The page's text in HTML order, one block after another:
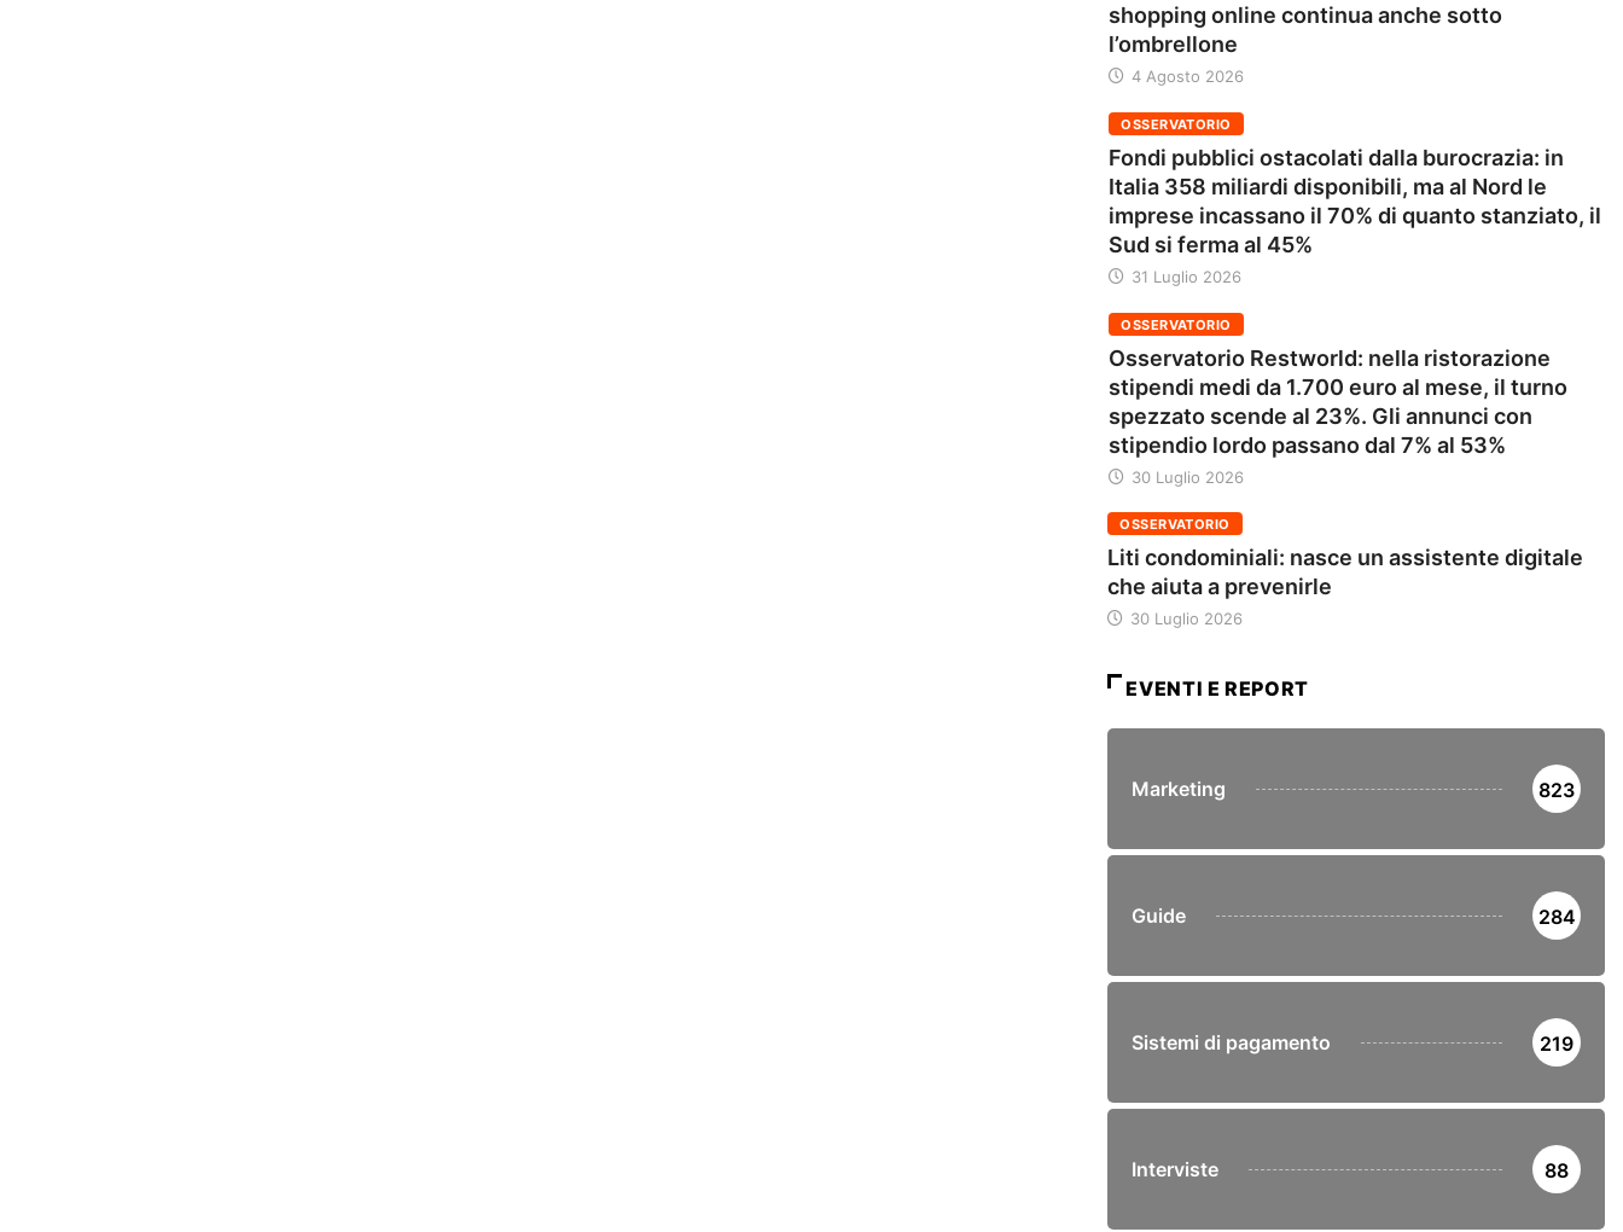
shopping online continua anche sotto
l’ombrellone
4 Agosto 2026
OSSERVATORIO
Fondi pubblici ostacolati dalla burocrazia: in
Italia 358 miliardi disponibili, ma al Nord le
imprese incassano il 70% di quanto stanziato, il
Sud si ferma al 45%
31 Luglio 2026
OSSERVATORIO
Osservatorio Restworld: nella ristorazione
stipendi medi da 1.700 euro al mese, il turno
spezzato scende al 23%. Gli annunci con
stipendio lordo passano dal 7% al 53%
30 Luglio 2026
OSSERVATORIO
Liti condominiali: nasce un assistente digitale
che aiuta a prevenirle
30 Luglio 2026
EVENTI E REPORT
Marketing 823
Guide 284
Sistemi di pagamento 219
Interviste 88